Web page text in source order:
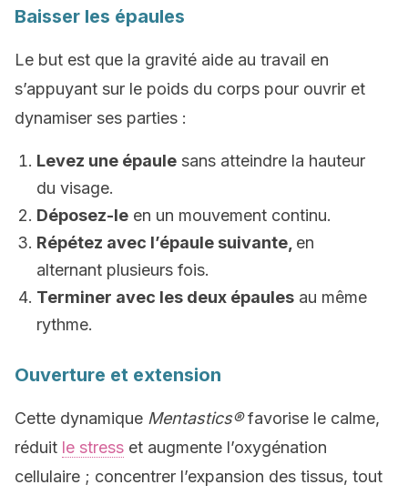
Baisser les épaules
Le but est que la gravité aide au travail en
s’appuyant sur le poids du corps pour ouvrir et
dynamiser ses parties :
Levez une épaule sans atteindre la hauteur
du visage.
Déposez-le en un mouvement continu.
Répétez avec l’épaule suivante, en
alternant plusieurs fois.
Terminer avec les deux épaules au même
rythme.
Ouverture et extension
Cette dynamique Mentastics®favorise le calme,
réduit le stress et augmente l’oxygénation
cellulaire ; concentrer l’expansion des tissus, tout